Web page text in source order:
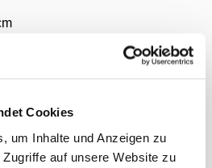
Cookies
um Inhalte und Anzeigen zu
auf unsere Website zu
Ideale Waschtemperatur
stark alkalischen oder
verwenden (keine